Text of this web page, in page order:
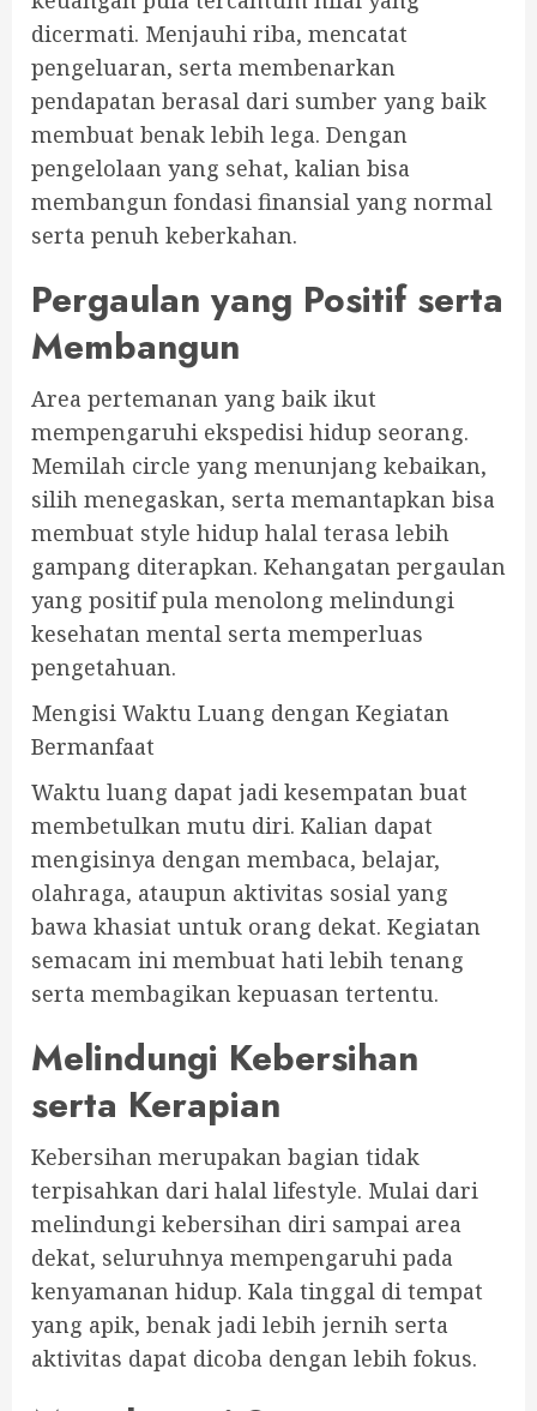
dicermati. Menjauhi riba, mencatat
pengeluaran, serta membenarkan
pendapatan berasal dari sumber yang baik
membuat benak lebih lega. Dengan
pengelolaan yang sehat, kalian bisa
membangun fondasi finansial yang normal
serta penuh keberkahan.
Pergaulan yang Positif serta
Membangun
Area pertemanan yang baik ikut
mempengaruhi ekspedisi hidup seorang.
Memilah circle yang menunjang kebaikan,
silih menegaskan, serta memantapkan bisa
membuat style hidup halal terasa lebih
gampang diterapkan. Kehangatan pergaulan
yang positif pula menolong melindungi
kesehatan mental serta memperluas
pengetahuan.
Mengisi Waktu Luang dengan Kegiatan
Bermanfaat
Waktu luang dapat jadi kesempatan buat
membetulkan mutu diri. Kalian dapat
mengisinya dengan membaca, belajar,
olahraga, ataupun aktivitas sosial yang
bawa khasiat untuk orang dekat. Kegiatan
semacam ini membuat hati lebih tenang
serta membagikan kepuasan tertentu.
Melindungi Kebersihan
serta Kerapian
Kebersihan merupakan bagian tidak
terpisahkan dari halal lifestyle. Mulai dari
melindungi kebersihan diri sampai area
dekat, seluruhnya mempengaruhi pada
kenyamanan hidup. Kala tinggal di tempat
yang apik, benak jadi lebih jernih serta
aktivitas dapat dicoba dengan lebih fokus.